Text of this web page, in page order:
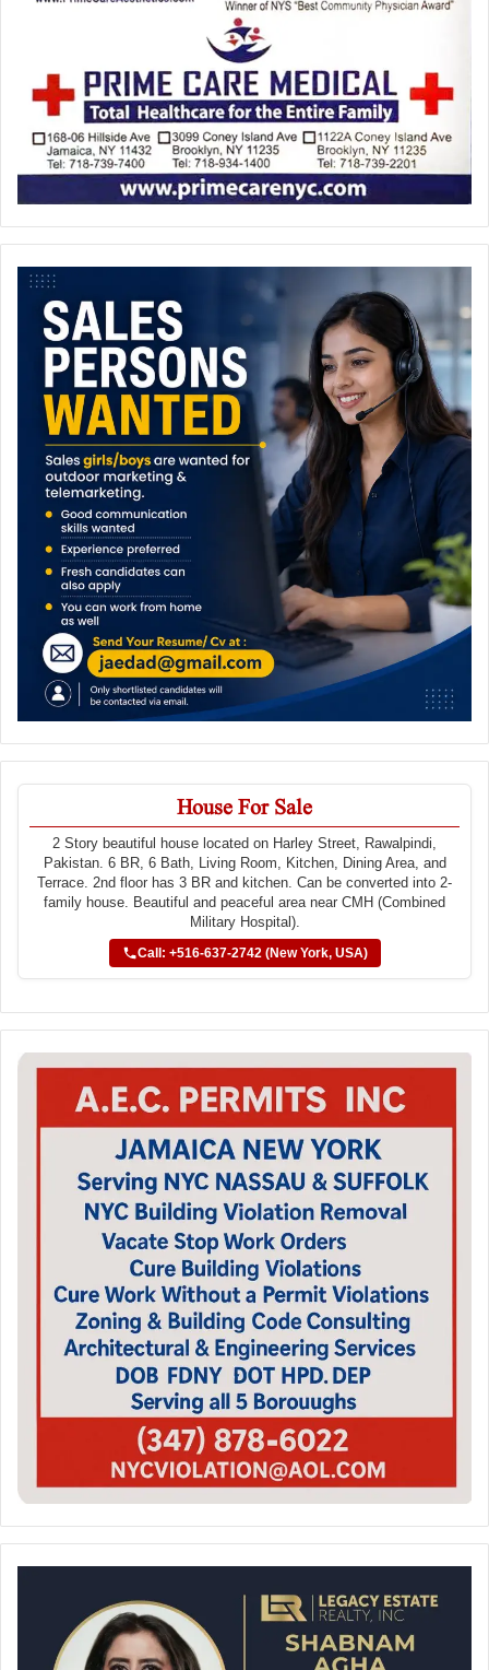
House For Sale
2 Story beautiful house located on Harley Street, Rawalpindi,
Pakistan. 6 BR, 6 Bath, Living Room, Kitchen, Dining Area, and
Terrace. 2nd floor has 3 BR and kitchen. Can be converted into 2-
family house. Beautiful and peaceful area near CMH (Combined
Military Hospital).
Call: +516-637-2742 (New York, USA)